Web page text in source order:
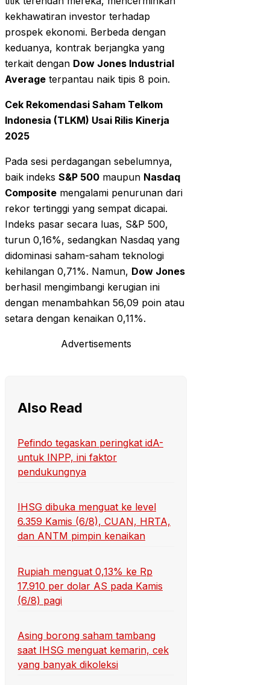
kekhawatiran investor terhadap
prospek ekonomi. Berbeda dengan
keduanya, kontrak berjangka yang
terkait dengan Dow Jones Industrial
Average terpantau naik tipis 8 poin.
Cek Rekomendasi Saham Telkom
Indonesia (TLKM) Usai Rilis Kinerja
2025
Pada sesi perdagangan sebelumnya,
baik indeks S&P 500 maupun Nasdaq
Composite mengalami penurunan dari
rekor tertinggi yang sempat dicapai.
Indeks pasar secara luas, S&P 500,
turun 0,16%, sedangkan Nasdaq yang
didominasi saham-saham teknologi
kehilangan 0,71%. Namun, Dow Jones
berhasil mengimbangi kerugian ini
dengan menambahkan 56,09 poin atau
setara dengan kenaikan 0,11%.
Advertisements
Also Read
Pefindo tegaskan peringkat idA-
untuk INPP, ini faktor
pendukungnya
IHSG dibuka menguat ke level
6.359 Kamis (6/8), CUAN, HRTA,
dan ANTM pimpin kenaikan
Rupiah menguat 0,13% ke Rp
17.910 per dolar AS pada Kamis
(6/8) pagi
Asing borong saham tambang
saat IHSG menguat kemarin, cek
yang banyak dikoleksi